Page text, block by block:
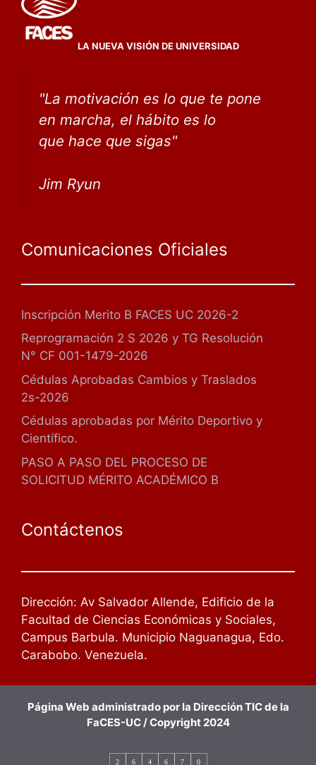
LA NUEVA VISIÓN DE UNIVERSIDAD
"La motivación es lo que te pone
en marcha, el hábito es lo
que hace que sigas"
Jim Ryun
Comunicaciones Oficiales
Inscripción Merito B FACES UC 2026-2
Reprogramación 2 S 2026 y TG Resolución
N° CF 001-1479-2026
Cédulas Aprobadas Cambios y Traslados
2s-2026
Cédulas aprobadas por Mérito Deportivo y
Científico.
PASO A PASO DEL PROCESO DE
SOLICITUD MÉRITO ACADÉMICO B
Contáctenos
Dirección: Av Salvador Allende, Edificio de la
Facultad de Ciencias Económicas y Sociales,
Campus Barbula. Municipio Naguanagua, Edo.
Carabobo. Venezuela.
Página Web administrado por la Dirección TIC de la
FaCES-UC / Copyright 2024
2 6 4 6 7 0